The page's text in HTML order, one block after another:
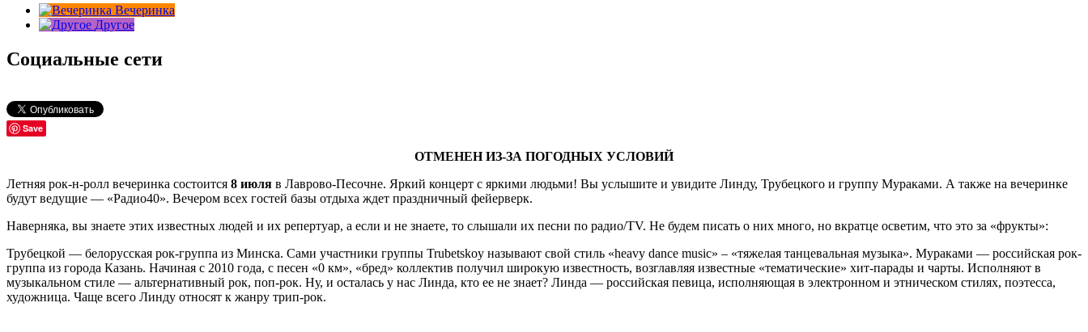
Вечеринка
Другое
Социальные сети
Save
ОТМЕНЕН ИЗ-ЗА ПОГОДНЫХ УСЛОВИЙ
Летняя рок-н-ролл вечеринка состоится 8 июля в Лаврово-Песочне. Яркий концерт с яркими людьми! Вы услышите и увидите Линду, Трубецкого и группу Мураками. А также на вечеринке
будут ведущие — «Радио40». Вечером всех гостей базы отдыха ждет праздничный фейерверк.
Наверняка, вы знаете этих известных людей и их репертуар, а если и не знаете, то слышали их песни по радио/TV. Не будем писать о них много, но вкратце осветим, что это за «фрукты»:
Трубецкой — белорусская рок-группа из Минска. Сами участники группы Trubetskoy называют свой стиль «heavy dance music» – «тяжелая танцевальная музыка». Мураками — российская рок-
группа из города Казань. Начиная с 2010 года, с песен «0 км», «бред» коллектив получил широкую известность, возглавляя известные «тематические» хит-парады и чарты. Исполняют в
музыкальном стиле — альтернативный рок, поп-рок. Ну, и осталась у нас Линда, кто ее не знает? Линда — российская певица, исполняющая в электронном и этническом стилях, поэтесса,
художница. Чаще всего Линду относят к жанру трип-рок.